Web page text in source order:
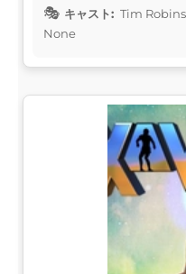
キャスト: Tim
None